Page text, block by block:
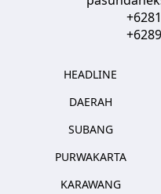
HEADLINE
DAERAH
SUBANG
PURWAKARTA
KARAWANG